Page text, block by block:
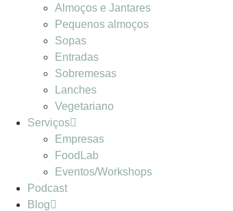
Almoços e Jantares
Pequenos almoços
Sopas
Entradas
Sobremesas
Lanches
Vegetariano
Serviços
Empresas
FoodLab
Eventos/Workshops
Podcast
Blog